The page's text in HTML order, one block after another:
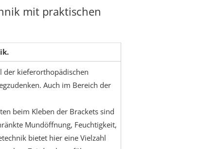
mit praktischen
der kieferorthopädischen
Auch im Bereich der
beim Kleben der Brackets sind
Mundöffnung, Feuchtigkeit,
bietet hier eine Vielzahl